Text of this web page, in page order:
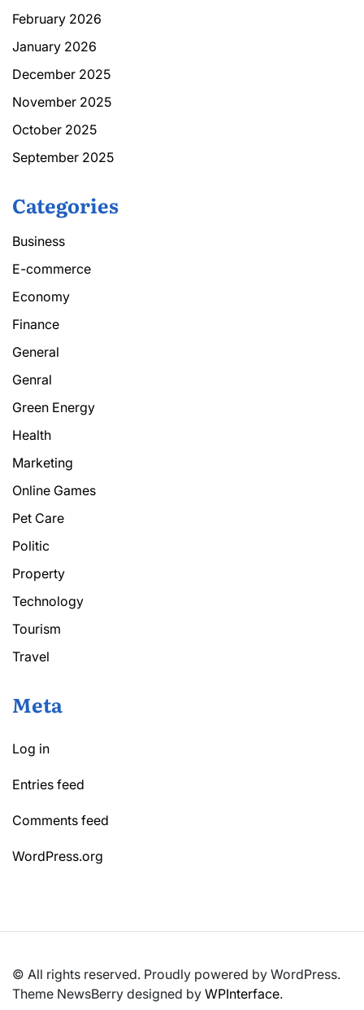
February 2026
January 2026
December 2025
November 2025
October 2025
September 2025
Categories
Business
E-commerce
Economy
Finance
General
Genral
Green Energy
Health
Marketing
Online Games
Pet Care
Politic
Property
Technology
Tourism
Travel
Meta
Log in
Entries feed
Comments feed
WordPress.org
© All rights reserved. Proudly powered by WordPress.
Theme NewsBerry designed by WPInterface.